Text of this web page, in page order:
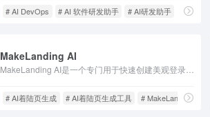
# AI DevOps # AI 软件研发助手 # AI研发助手
MakeLanding AI
# AI着陆页生成 # AI着陆页生成工具 # MakeLanding AI